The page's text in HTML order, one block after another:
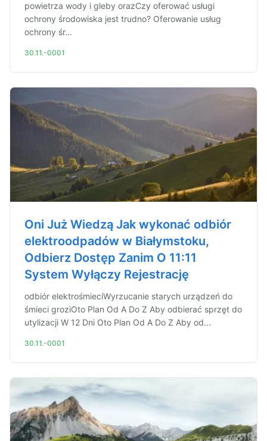
powietrza wody i gleby orazCzy oferować usługi
ochrony środowiska jest trudno? Oferowanie usług
ochrony śr...
30.11.-0001
Oni Już Wiedzą Jak wykonać odbiór
elektroodpadów w Białymstoku,
Odbierz Dostęp Zanim O 11:11
System Wyłączy Rejestrację
odbiór elektrośmieciWyrzucanie starych urządzeń do
śmieci groziOto Plan Od A Do Z Aby odbierać sprzęt do
utylizacji W 12 Dni Oto Plan Od A Do Z Aby od...
30.11.-0001